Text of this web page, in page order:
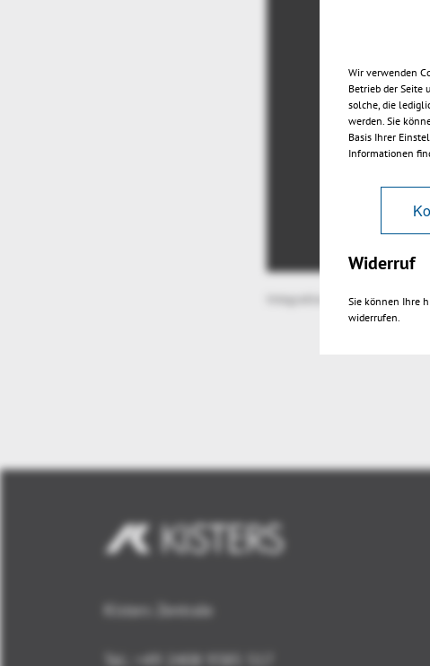
Integration Demo
Kisters Zentrale
Tel.: +49 2408 9385 517
Wir verwenden
Betrieb der Seite
solche, die
werden. Sie
Basis Ihrer
Informationen
Widerruf
Sie können Ihre
widerrufen.